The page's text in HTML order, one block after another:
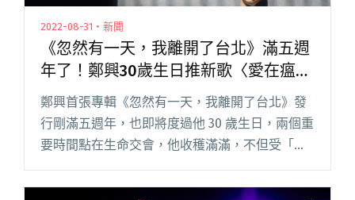
2022-08-31・新聞
《忽然有一天，我離開了台北》滿五週
年了！鄭興30歲生日推新歌〈愛在瘟疫
蔓延時〉
鄭興首張專輯《忽然有一天，我離開了台北》發
行剛滿五週年，也即將度過他 30 歲生日，兩個重
要時間點在生命交會，他收穫滿滿，不但受「心
路基金會」邀請，於國際友誼日當天替智能障礙
者發聲；這五年的音樂創作也受大眾肯定，音樂